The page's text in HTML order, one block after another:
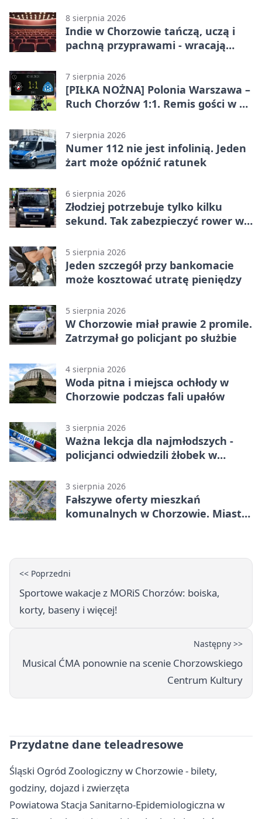
8 sierpnia 2026
Indie w Chorzowie tańczą, uczą i
pachną przyprawami - wracają
7 sierpnia 2026
[PIŁKA NOŻNA] Polonia Warszawa –
Ruch Chorzów 1:1. Remis gości w 3.
7 sierpnia 2026
Numer 112 nie jest infolinią. Jeden
żart może opóźnić ratunek
6 sierpnia 2026
Złodziej potrzebuje tylko kilku
sekund. Tak zabezpieczyć rower w
5 sierpnia 2026
Jeden szczegół przy bankomacie
może kosztować utratę pieniędzy
5 sierpnia 2026
W Chorzowie miał prawie 2 promile.
Zatrzymał go policjant po służbie
4 sierpnia 2026
Woda pitna i miejsca ochłody w
Chorzowie podczas fali upałów
3 sierpnia 2026
Ważna lekcja dla najmłodszych -
policjanci odwiedzili żłobek w
3 sierpnia 2026
Fałszywe oferty mieszkań
komunalnych w Chorzowie. Miasto
<< Poprzedni
Sportowe wakacje z MORiS Chorzów: boiska,
korty, baseny i więcej!
Następny >>
Musical ĆMA ponownie na scenie Chorzowskiego
Centrum Kultury
Przydatne dane teleadresowe
Śląski Ogród Zoologiczny w Chorzowie - bilety,
godziny, dojazd i zwierzęta
Powiatowa Stacja Sanitarno-Epidemiologiczna w